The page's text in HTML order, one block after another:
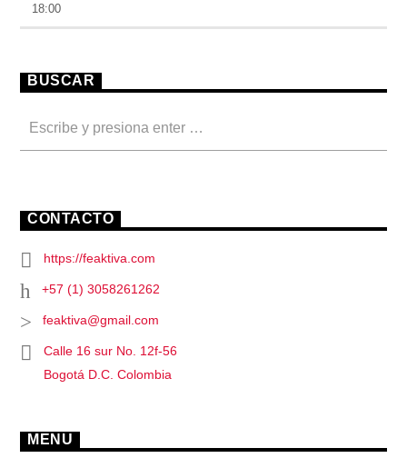
18:00
BUSCAR
CONTACTO
https://feaktiva.com
+57 (1) 3058261262
feaktiva@gmail.com
Calle 16 sur No. 12f-56
Bogotá D.C. Colombia
MENU